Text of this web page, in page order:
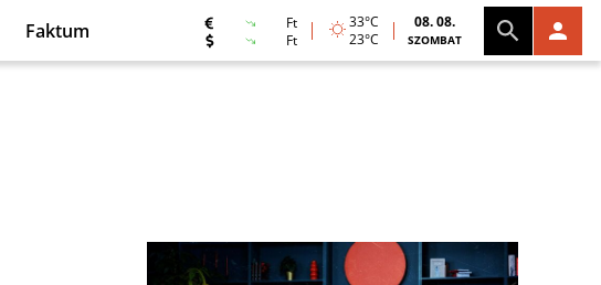
Faktum
Ft
Ft
33°C
23°C
08. 08.
SZOMBAT